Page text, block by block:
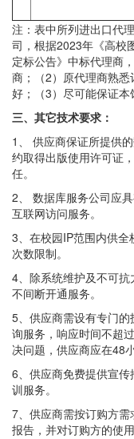
注：表中所列进出口代
司，根据2023年《高校
定标公告》中标代理商
商；（2）原代理商熟
好；（3）尽可能保证本
三、其它技术要求：
1、 供应商保证所提供
约取得出版使用许可证
任。
2、 数据库服务公司应
互联网访问服务。
3、在校园IP范围内供
次数限制。
4、除系统维护及不可
不间断开通服务。
5、供应商需设有专门
询服务，响应时间不超
决问题，供应商应在48
6、供应商免费提供宣
训服务。
7、供应商需按订购方
报告，并对订购方的使用